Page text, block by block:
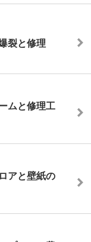
裂と修理
ムと修理工
アと壁紙の